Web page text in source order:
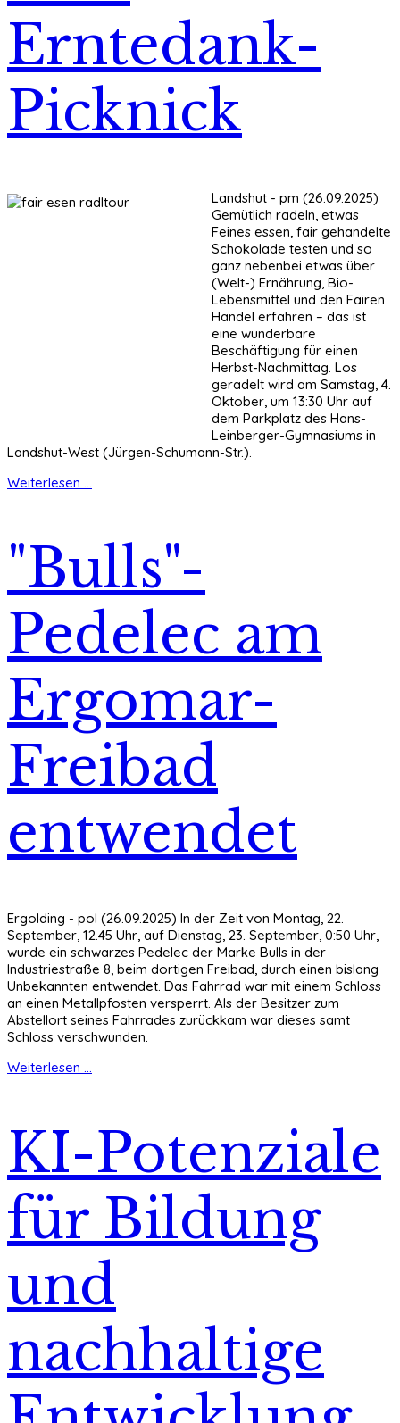
Erntedank-
Picknick
Landshut - pm (26.09.2025)
Gemütlich radeln, etwas
Feines essen, fair gehandelte
Schokolade testen und so
ganz nebenbei etwas über
(Welt-) Ernährung, Bio-
Lebensmittel und den Fairen
Handel erfahren – das ist
eine wunderbare
Beschäftigung für einen
Herbst-Nachmittag. Los
geradelt wird am Samstag, 4.
Oktober, um 13:30 Uhr auf
dem Parkplatz des Hans-
Leinberger-Gymnasiums in
Landshut-West (Jürgen-Schumann-Str.).
Weiterlesen ...
"Bulls"-
Pedelec am
Ergomar-
Freibad
entwendet
Ergolding - pol (26.09.2025) In der Zeit von Montag, 22.
September, 12.45 Uhr, auf Dienstag, 23. September, 0:50 Uhr,
wurde ein schwarzes Pedelec der Marke Bulls in der
Industriestraße 8, beim dortigen Freibad, durch einen bislang
Unbekannten entwendet. Das Fahrrad war mit einem Schloss
an einen Metallpfosten versperrt. Als der Besitzer zum
Abstellort seines Fahrrades zurückkam war dieses samt
Schloss verschwunden.
Weiterlesen ...
KI-Potenziale
für Bildung
und
nachhaltige